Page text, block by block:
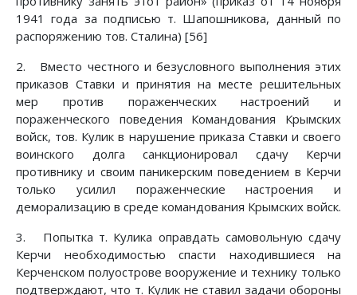
1941 года за подписью т. Шапошникова, данный по
распоряжению тов. Сталина) [56]
2. Вместо честного и безусловного выполнения этих
приказов Ставки и принятия на месте решительных
мер против пораженческих настроений и
пораженческого поведения Командования Крымских
войск, тов. Кулик в нарушение приказа Ставки и своего
воинского долга санкционировал сдачу Керчи
противнику и своим паникерским поведением в Керчи
только усилил пораженческие настроения и
деморализацию в среде командования Крымских войск.
3. Попытка т. Кулика оправдать самовольную сдачу
Керчи необходимостью спасти находившиеся на
Керченском полуострове вооружение и технику только
подтверждают, что т. Кулик не ставил задачи обороны